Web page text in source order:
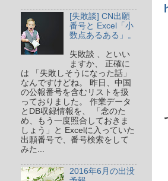
[失敗談] CN出願
番号と Excel「小
数点あるある」。
失敗談 、といい
ますか、 正確に
は 「失敗しそうになった話」
なんですけどね。 昨日、中国
の公報番号を含むリストを扱
っておりました。 作業データ
とDB収録情報を、 「念のた
め、もう一度照合しておきま
しょう」と Excelに入っていた
出願番号で、番号検索をして
みた...
2016年6月の出没